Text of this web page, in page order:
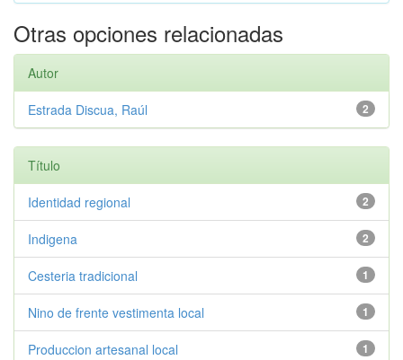
Otras opciones relacionadas
Autor
2
Estrada Discua, Raúl
Título
2
Identidad regional
2
Indigena
1
Cesteria tradicional
1
Nino de frente vestimenta local
1
Produccion artesanal local